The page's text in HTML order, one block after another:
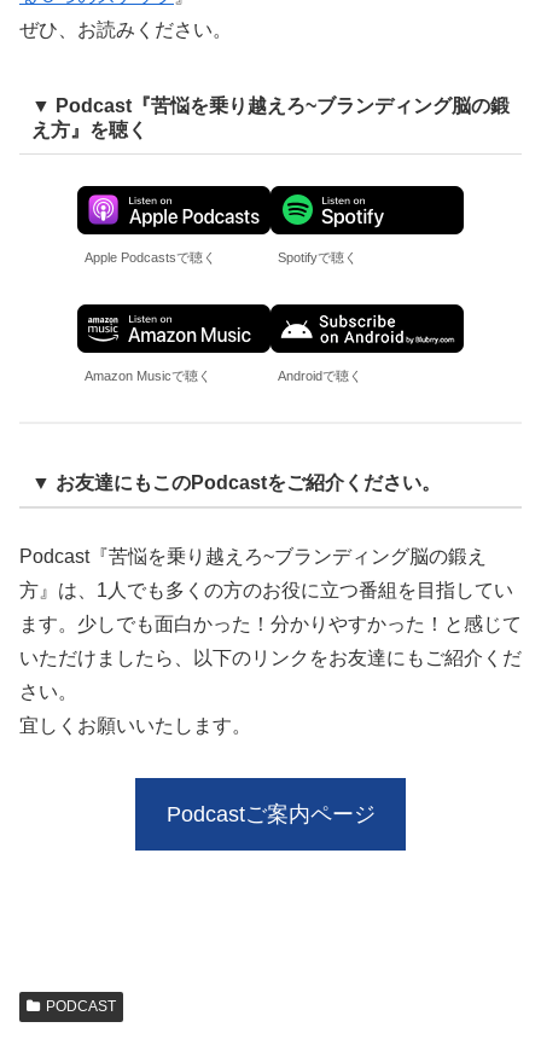
ぜひ、お読みください。
▼ Podcast『苦悩を乗り越えろ~ブランディング脳の鍛
え方』を聴く
Apple Podcastsで聴く Spotifyで聴く
Amazon Musicで聴く Androidで聴く
▼ お友達にもこのPodcastをご紹介ください。
Podcast『苦悩を乗り越えろ~ブランディング脳の鍛え
方』は、1人でも多くの方のお役に立つ番組を目指してい
ます。少しでも面白かった！分かりやすかった！と感じて
いただけましたら、以下のリンクをお友達にもご紹介くだ
さい。
宜しくお願いいたします。
Podcastご案内ページ
PODCAST